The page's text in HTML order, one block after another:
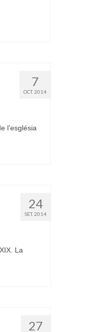
7
OCT. 2014
l’església
24
SET. 2014
La
27